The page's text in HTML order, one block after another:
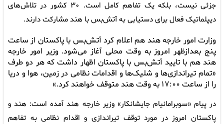
جزئی نیست، بلکه یک تفاهم کامل است. ۳۰ کشور در تلاش‌های
دیپلماتیک فعال برای دستیابی به آتش‌بس با هند مشارکت دارند.
وزارت امور خارجه هند هم اعلام کرد آتش‌بس با پاکستان از ساعت
پنج بعدازظهر امروز به وقت محلی آغاز می‌شود. وزیر امور خارجه
هند هم با تایید آتش‌بس با پاکستان اظهار داشت که هر دو طرف
«تمام تیراندازی‌ها و شلیک‌ها و اقدامات نظامی در زمین، هوا و دریا
را از ساعت ۱۷:۰۰ به وقت هند متوقف خواهند کرد.»
در پیام «سوبرامانیام جایشانکار» وزیر خارجه هند آمده است: هند و
پاکستان امروز در مورد توقف تیراندازی و اقدام نظامی به تفاهم